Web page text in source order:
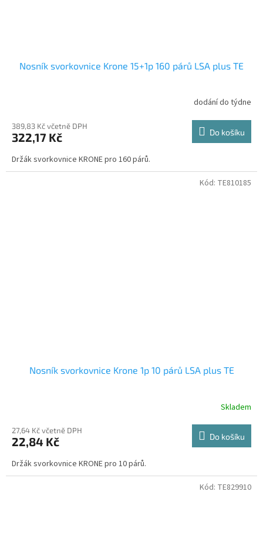
Nosník svorkovnice Krone 15+1p 160 párů LSA plus TE
dodání do týdne
389,83 Kč včetně DPH
322,17 Kč Do košíku
Držák svorkovnice KRONE pro 160 párů.
Nosník svorkovnice Krone 1p 10 párů LSA plus TE
Skladem
27,64 Kč včetně DPH
22,84 Kč Do košíku
Držák svorkovnice KRONE pro 10 párů.
Kód: TE810185
Kód: TE829910